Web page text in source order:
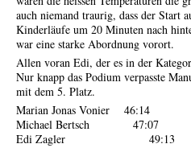
auch niemand traurig, dass der Start
Kinderläufe um 20 Minuten nach
war eine starke Abordnung vorort.
Allen voran Edi, der es in der
Nur knapp das Podium verpasste
mit dem 5. Platz.
Marian Jonas Vonier 46:14
Michael Bertsch 47:07
Edi Zagler 49:13